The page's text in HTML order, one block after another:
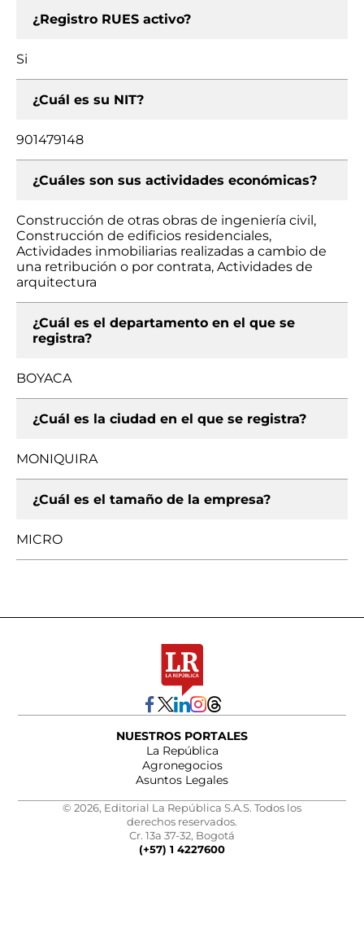
¿Registro RUES activo?
Si
¿Cuál es su NIT?
901479148
¿Cuáles son sus actividades económicas?
Construcción de otras obras de ingeniería civil,
Construcción de edificios residenciales,
Actividades inmobiliarias realizadas a cambio de
una retribución o por contrata, Actividades de
arquitectura
¿Cuál es el departamento en el que se
registra?
BOYACA
¿Cuál es la ciudad en el que se registra?
MONIQUIRA
¿Cuál es el tamaño de la empresa?
MICRO
NUESTROS PORTALES
La República
Agronegocios
Asuntos Legales
© 2026, Editorial La República S.A.S. Todos los
derechos reservados.
Cr. 13a 37-32, Bogotá
(+57) 1 4227600